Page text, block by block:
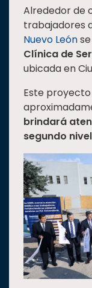
TEMAS
Oferta
educativa
Estudiantes
Rectoría
Investigación
Responsabilidad
social
Vinculación
Historia
Universiada
Nacional
Alrededor de
trabajadores
Nuevo León
Clínica de
ubicada en
Este
brindará
segundo nivel